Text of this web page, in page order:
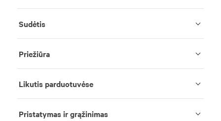
Sudėtis
Priežiūra
Likutis parduotuvėse
Pristatymas ir grąžinimas